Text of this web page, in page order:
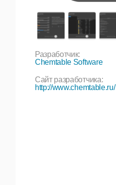
Разработчик:
Chemtable Software
Сайт разработчика:
http://www.chemtable.ru/